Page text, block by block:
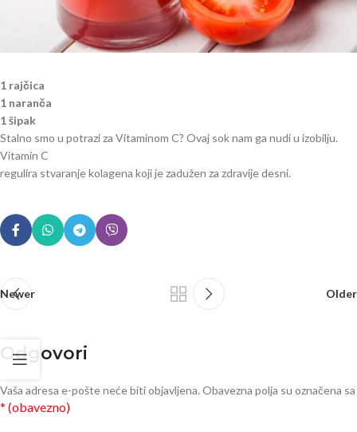
1 rajčica
1 naranča
1 šipak
Stalno smo u potrazi za Vitaminom C? Ovaj sok nam ga nudi u izobilju.
Vitamin C
regulira stvaranje kolagena koji je zadužen za zdravije desni.
Newer Older
Odgovori
Vaša adresa e-pošte neće biti objavljena.Obavezna polja su označena sa
* (obavezno)